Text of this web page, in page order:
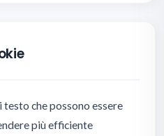
che possono essere
più efficiente